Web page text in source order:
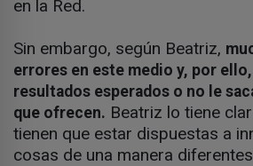
en la Red.
Sin embargo, según Beatriz,
errores en este medio y, por
resultados esperados o no le
que ofrecen. Beatriz lo tiene
tienen que estar dispuestas a
cosas de una manera